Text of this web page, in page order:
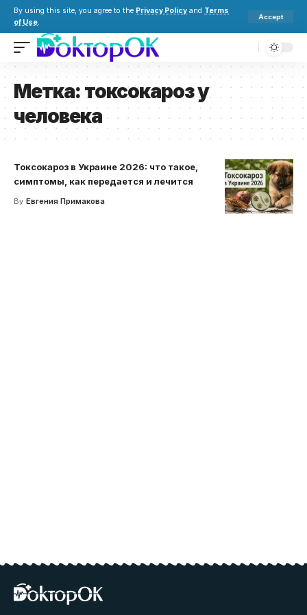
By using this site, you agree to the Privacy Policy and Terms
of Use.
Accept
Метка: токсокароз у
человека
Токсокароз в Украине 2026: что такое,
симптомы, как передается и лечится
By Евгения Примакова